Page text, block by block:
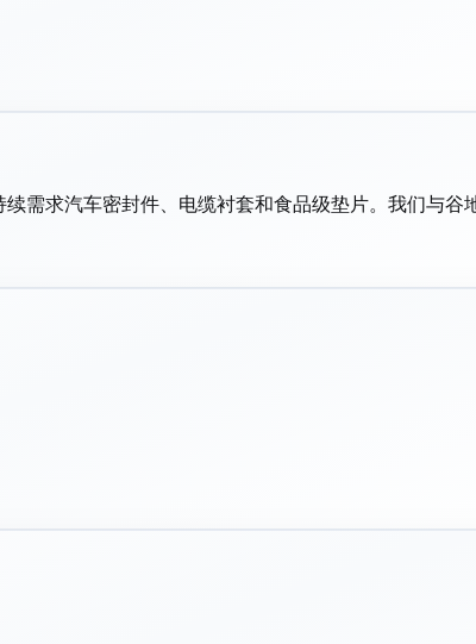
需求汽车密封件、电缆衬套和食品级垫片。我们与谷